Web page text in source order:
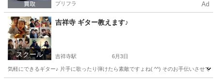
プリフラ Ad
スクール
吉祥寺 ギター教えます♪
吉祥寺駅 6月3日
気軽にできるギター♪ 片手に歌ったり弾けたら素敵ですょね( ^^) そのお手伝いさせて